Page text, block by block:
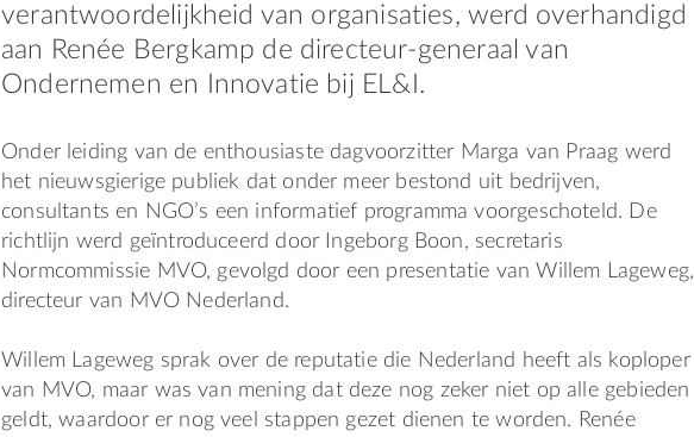
verantwoordelijkheid van organisaties, werd overhandigd
aan Renée Bergkamp de directeur-generaal van
Ondernemen en Innovatie bij EL&I.
Onder leiding van de enthousiaste dagvoorzitter Marga van Praag werd
het nieuwsgierige publiek dat onder meer bestond uit bedrijven,
consultants en NGO’s een informatief programma voorgeschoteld. De
richtlijn werd geïntroduceerd door Ingeborg Boon, secretaris
Normcommissie MVO, gevolgd door een presentatie van Willem Lageweg,
directeur van MVO Nederland.
Willem Lageweg sprak over de reputatie die Nederland heeft als koploper
van MVO, maar was van mening dat deze nog zeker niet op alle gebieden
geldt, waardoor er nog veel stappen gezet dienen te worden. Renée